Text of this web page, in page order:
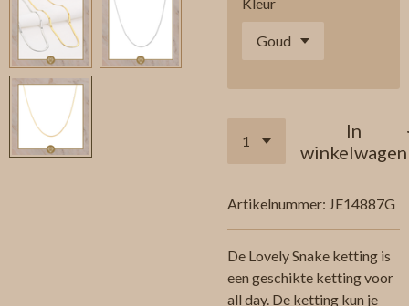
In
winkelwagen
Artikelnummer: JE14887G
De Lovely Snake ketting is
een geschikte ketting voor
all day. De ketting kun je